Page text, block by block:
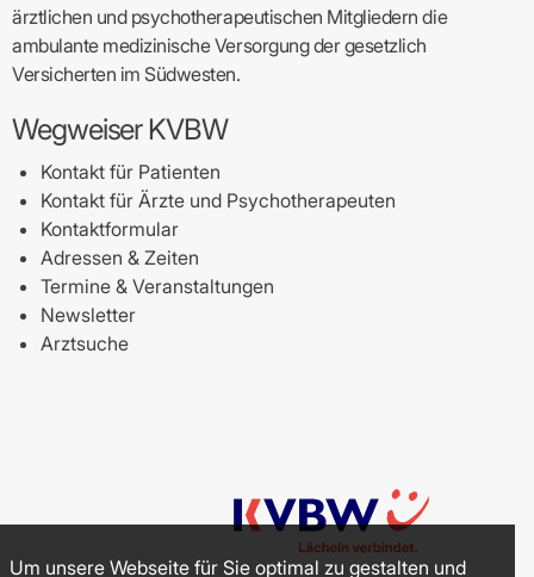
ärztlichen und psychotherapeutischen Mitgliedern die
ambulante medizinische Versorgung der gesetzlich
Versicherten im Südwesten.
Wegweiser KVBW
Kontakt für Patienten
Kontakt für Ärzte und Psychotherapeuten
Kontaktformular
Adressen & Zeiten
Termine & Veranstaltungen
Newsletter
Arztsuche
Um unsere Webseite für Sie optimal zu gestalten und